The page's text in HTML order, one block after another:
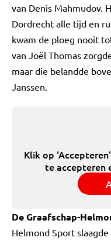
van Denis Mahmudov.
Dordrecht alle tijd en
kwam de ploeg nooit
van Joël Thomas
maar die belandde
Janssen.
Klik op
te accepteren
De Graafschap-
Helmond Sport